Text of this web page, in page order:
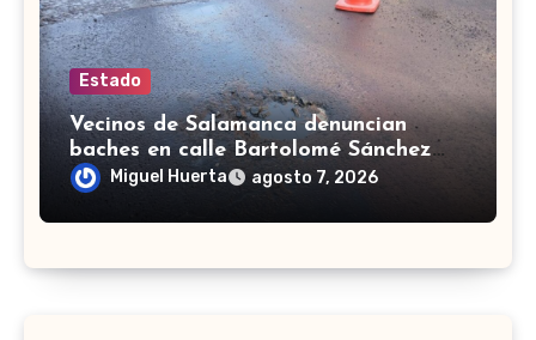
Estado
Vecinos de Salamanca denuncian
baches en calle Bartolomé Sánchez
TorradoMiguel Huerta agosto 7, 2026